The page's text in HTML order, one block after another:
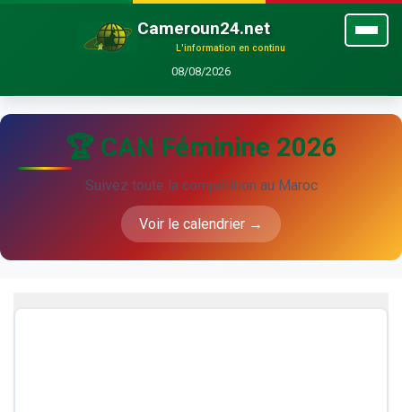
Cameroun24.net
L'information en continu
08/08/2026
🏆 CAN Féminine 2026
Suivez toute la compétition au Maroc
Voir le calendrier →